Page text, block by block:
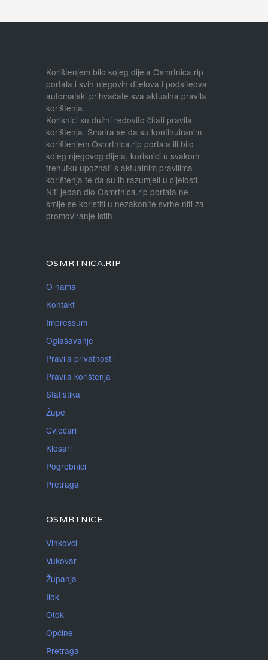
Korištenjem bilo kojeg dijela Osmrtnica.rip
portala i svih njegovih dijelova i podsiteova
automatski prihvaćate sva aktualna pravila
korištenja.
Korisnici su dužni redovito čitati pravila
korištenja. Smatra se da su kontinuiranim
korištenjem Osmrtnica.rip portala ili bilo
kojeg njegovog dijela, korisnici u svakom
trenutku upoznati s aktualnim pravilima
korištenja te da su ih razumjeli u cijelosti.
Niti jedan dio Osmrtnica.rip portala ne
smije se koristiti u nezakonite svrhe niti za
promoviranje istih.
OSMRTNICA.RIP
O nama
Kontakt
Impressum
Oglašavanje
Pravila privatnosti
Pravila korištenja
Statistika
Župe
Cvjećari
Klesari
Pogrebnici
Pretraga
OSMRTNICE
Vinkovci
Vukovar
Županja
Ilok
Otok
Općine
Pretraga